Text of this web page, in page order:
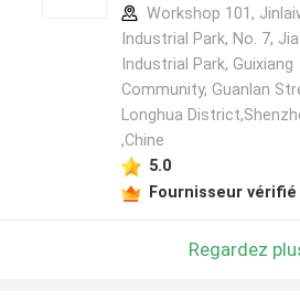
Workshop 101,
Industrial Park, No. 7,
Industrial Park, Guixiang
Community, Guanlan
Longhua
,Chine
5.0
Fournisseur vérifié
Regardez